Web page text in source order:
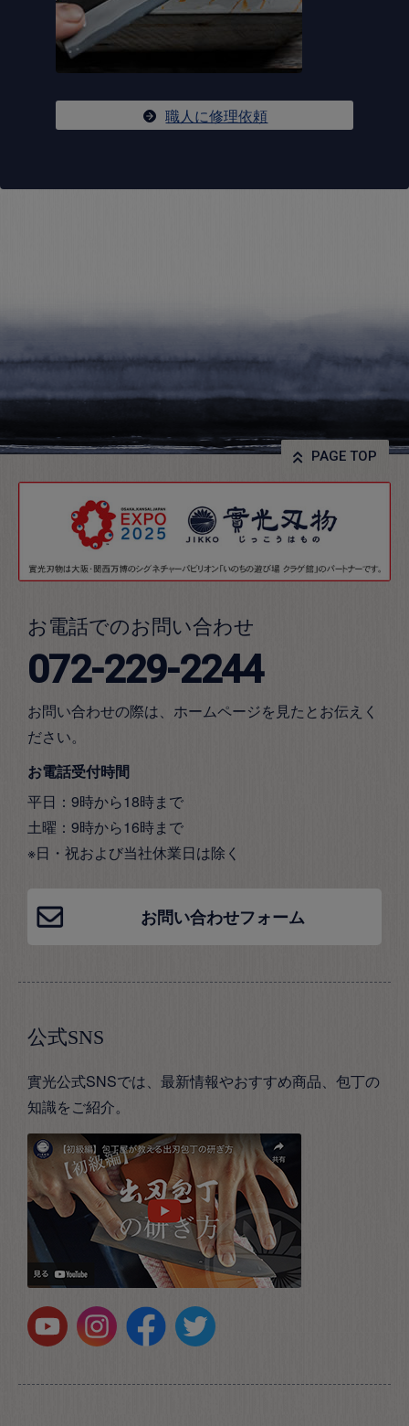
職人に修理依頼
PAGE TOP
お電話でのお問い合わせ
072-229-2244
お問い合わせの際は、ホームページを見たとお伝えく
ださい。
お電話受付時間
平日：9時から18時まで
土曜：9時から16時まで
※日・祝および当社休業日は除く
お問い合わせフォーム
公式SNS
實光公式SNSでは、最新情報やおすすめ商品、包丁の
知識をご紹介。